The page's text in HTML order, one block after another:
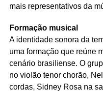
mais representativos da
Formação musical
A identidade sonora da
uma formação que reúne
cenário brasiliense. O
no violão tenor chorão,
cordas, Sidney Rosa na